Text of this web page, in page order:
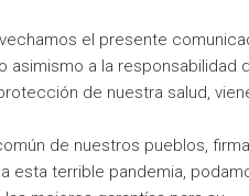
el presente
asimismo a la responsabilidad
de nuestra salud,
de nuestros pueblos,
esta terrible pandemia,